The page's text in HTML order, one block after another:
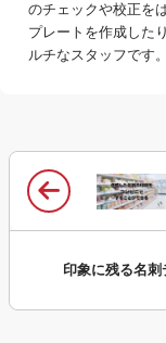
のチェックや校正を
プレートを作成したり
ルチなスタッフです。
印象に残る名